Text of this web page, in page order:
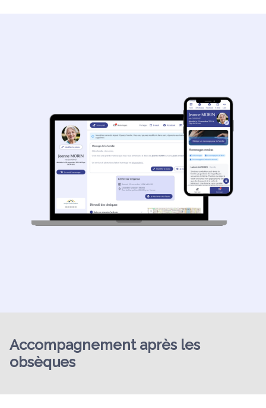
Accompagnement après les
obsèques